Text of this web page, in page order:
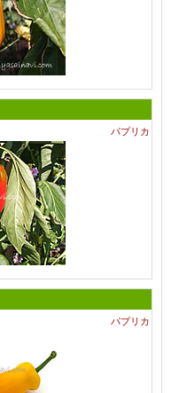
パプリカ
パプリカ